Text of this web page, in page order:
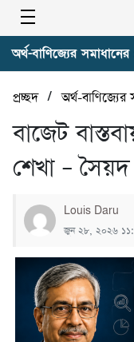
অর্থ-বাণিজ্যের
প্রচ্ছদ/অর্থ-
বাজেট
শেখা –
Louis Daru
জুন ২৮, ২০২৬